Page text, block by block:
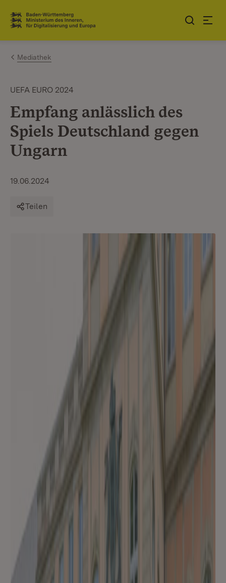
Zum Inhalt springen
Link zur Startseite
Mediathek
UEFA EURO 2024
Empfang anlässlich des
Spiels Deutschland gegen
Ungarn
19.06.2024
Teilen